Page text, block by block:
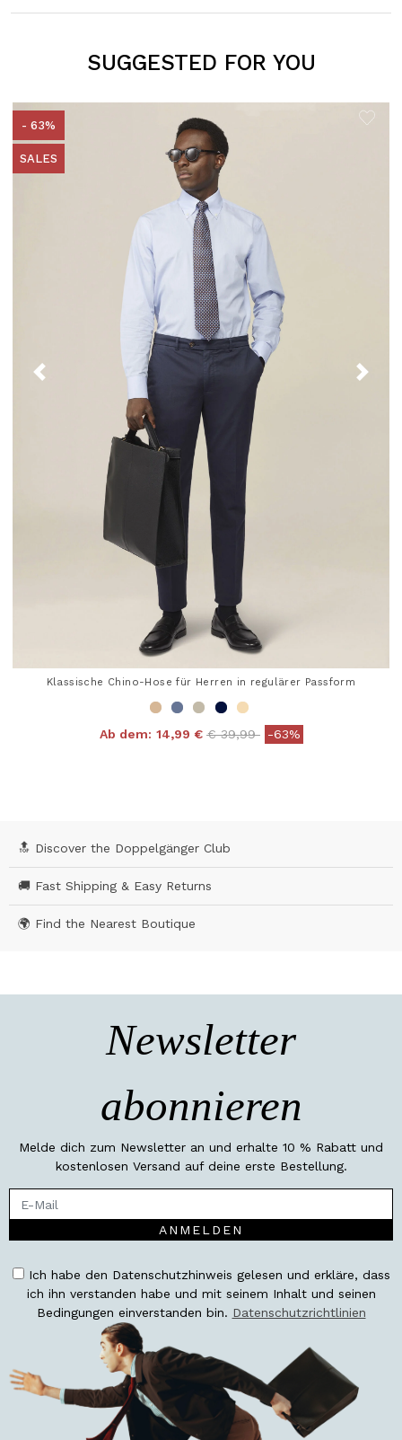
SUGGESTED FOR YOU
- 63%
SALES
Klassische Chino-Hose für Herren in regulärer Passform
Ab dem: 14,99 € Price reduced from
€ 39,99to-63%
🔝 Discover the Doppelgänger Club
🚚 Fast Shipping & Easy Returns
🌍 Find the Nearest Boutique
Newsletter
abonnieren
Melde dich zum Newsletter an und erhalte 10 % Rabatt und
kostenlosen Versand auf deine erste Bestellung.
ANMELDEN
Ich habe den Datenschutzhinweis gelesen und erkläre, dass
ich ihn verstanden habe und mit seinem Inhalt und seinen
Bedingungen einverstanden bin. Datenschutzrichtlinien